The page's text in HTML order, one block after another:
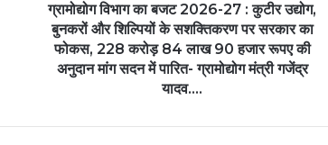
ग्रामोद्योग विभाग का बजट 2026-27 : कुटीर उद्योग,
बुनकरों और शिल्पियों के सशक्तिकरण पर सरकार का
फोकस, 228 करोड़ 84 लाख 90 हजार रूपए की
अनुदान मांग सदन में पारित- ग्रामोद्योग मंत्री गजेंद्र
यादव….